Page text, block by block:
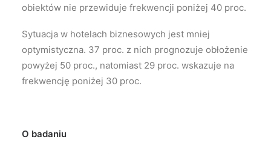
obiektów nie przewiduje frekwencji poniżej 40 proc.
Sytuacja w hotelach biznesowych jest mniej
optymistyczna. 37 proc. z nich prognozuje obłożenie
powyżej 50 proc., natomiast 29 proc. wskazuje na
frekwencję poniżej 30 proc.
O badaniu